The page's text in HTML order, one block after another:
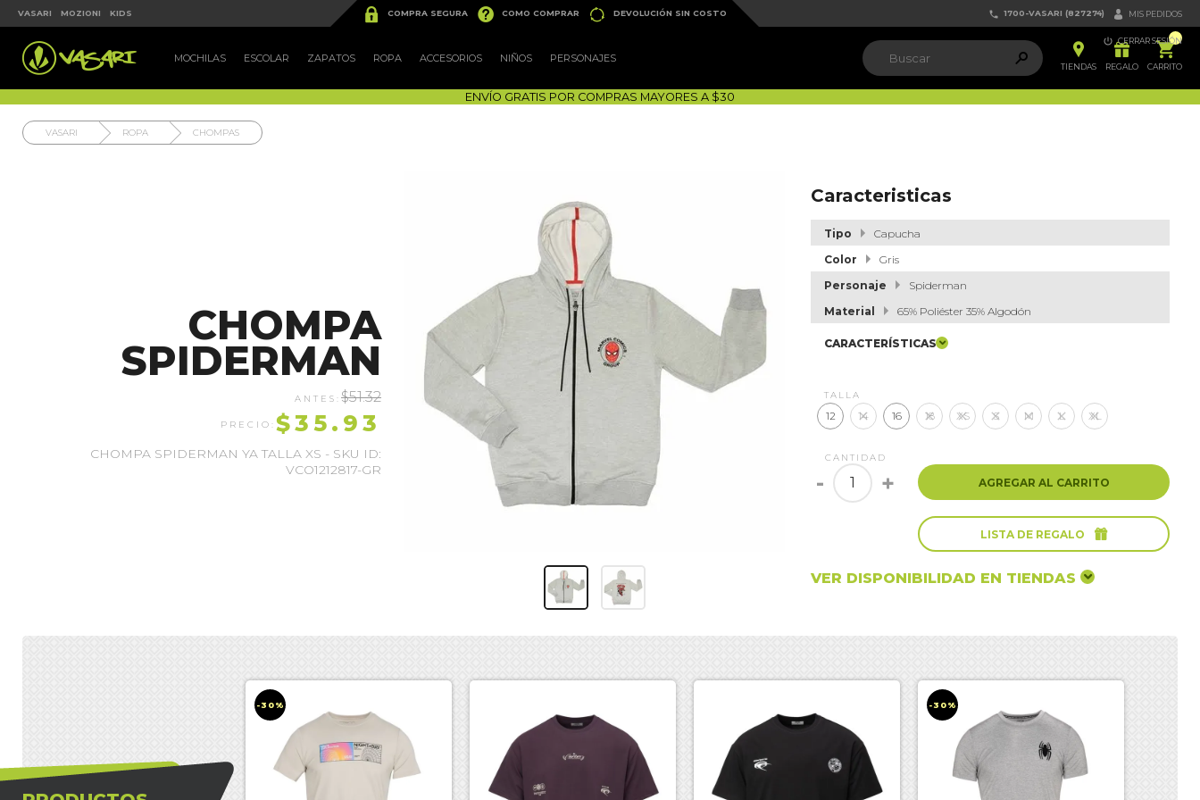
VASARI MOZIONI KIDS  COMPRA SEGURA  COMO COMPRAR  DEVOLUCIÓN SIN COSTO  1700-VASARI (827274)  MIS PEDIDOS
 CERRAR SESIÓN
 MOCHILAS ESCOLAR ZAPATOS ROPA ACCESORIOS NIÑOS PERSONAJES  
TIENDAS

REGALO
ຐ
CARRITO
ENVÍO GRATIS POR COMPRAS MAYORES A $30
VASARI ROPA CHOMPAS
CHOMPA
SPIDERMAN
$51.32
$35.93
CHOMPA SPIDERMAN YA TALLA XS - SKU ID:
VCO1212817-GR
Caracteristicas
Tipo
Capucha
Color
Gris
Personaje
Spiderman
Material
65% Poliéster 35% Algodón
CARACTERÍSTICAS
TALLA
12 14 16 18 XS S M L XL
CANTIDAD
- + AGREGAR AL CARRITO
LISTA DE REGALO 
VER DISPONIBILIDAD EN TIENDAS
-30% -30%